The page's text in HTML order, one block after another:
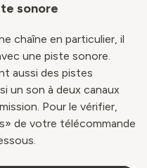
sonore
chaîne en particulier, il
une piste sonore.
aussi des pistes
un son à deux canaux
Pour le vérifier,
de votre télécommande